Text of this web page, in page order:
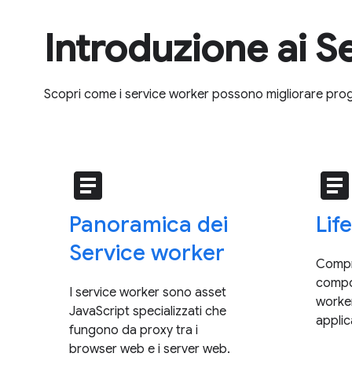
Introduzione ai
Scopri come i service worker possono migliorare
article
Panoramica dei
Service worker
I service worker sono asset
JavaScript specializzati che
fungono da proxy tra i
browser web e i server web.
article